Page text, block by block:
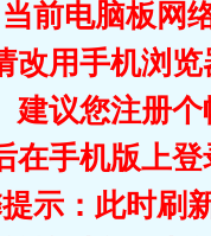
当前电脑板网
改用手机浏
建议您注册个
在手机版上
提示：此时刷